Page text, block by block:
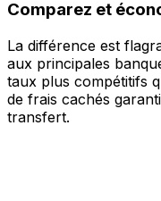
Comparez et
La différence est
aux principales
taux plus compétitifs
de frais cachés
transfert.